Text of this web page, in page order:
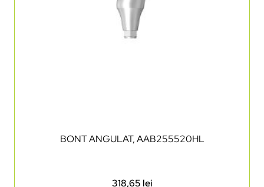
BONT ANGULAT, AAB255520HL
318,65 lei